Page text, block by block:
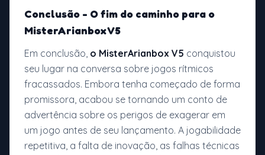
Conclusão - O fim do caminho para o
MisterArianbox V5
Em conclusão, o MisterArianbox V5 conquistou
seu lugar na conversa sobre jogos rítmicos
fracassados. Embora tenha começado de forma
promissora, acabou se tornando um conto de
advertência sobre os perigos de exagerar em
um jogo antes de seu lançamento. A jogabilidade
repetitiva, a falta de inovação, as falhas técnicas